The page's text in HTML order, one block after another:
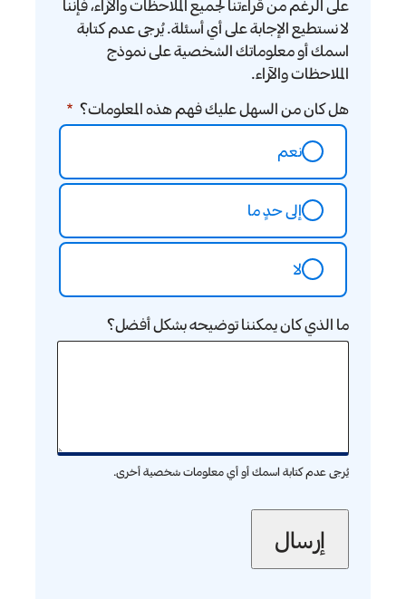
على الرغم من قراءتنا لجميع الملاحظات والآراء، فإننا
لا نستطيع الإجابة على أي أسئلة. يُرجى عدم كتابة
اسمك أو معلوماتك الشخصية على نموذج
الملاحظات والآراء.
هل كان من السهل عليك فهم هذه المعلومات؟
نعم
إلى حدٍ ما
ما الذي كان يمكننا توضيحه بشكل أفضل؟
يُرجى عدم كتابة اسمك أو أي معلومات شخصية أخرى.